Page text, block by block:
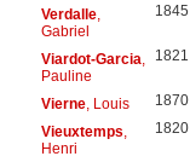
Verdalle,
Gabriel
1845
Viardot-Garcia
Pauline
1821
Vierne, Louis 1870
Vieuxtemps
Henri
1820